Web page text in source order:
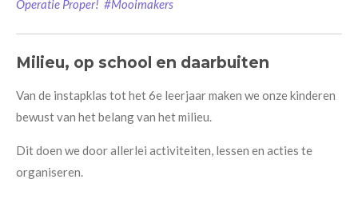
Operatie Proper! #Mooimakers
Milieu, op school en daarbuiten
Van de instapklas tot het 6e leerjaar maken we onze kinderen
bewust van het belang van het milieu.
Dit doen we door allerlei activiteiten, lessen en acties te
organiseren.